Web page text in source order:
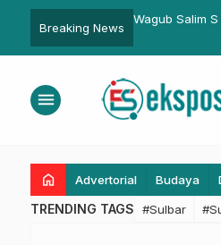
Breaking News
Dukung
Juta Rumah untuk
Kendaraan
Persyaratan
menu
home Advertorial Budaya
TRENDING TAGS #Sulbar